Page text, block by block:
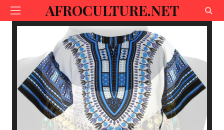
AFROCULTURE.NET